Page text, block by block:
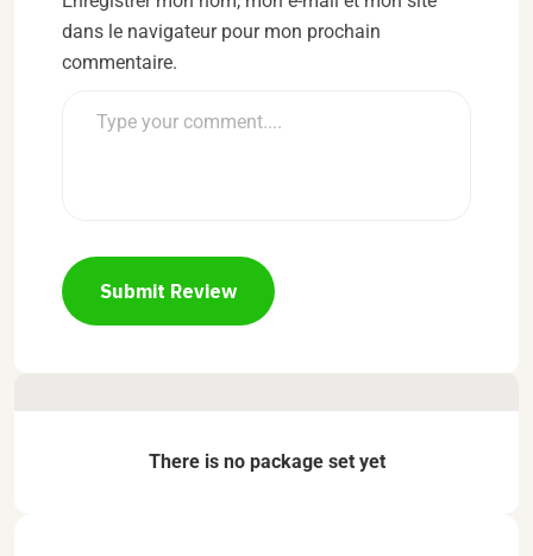
dans le navigateur pour mon prochain
commentaire.
Submit Review
There is no package set yet